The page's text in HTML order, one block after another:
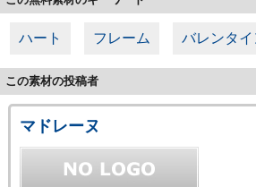
ハート フレーム バレンタイ
この素材の投稿者
マドレーヌ